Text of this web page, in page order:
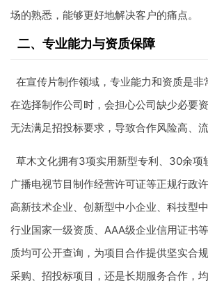
场的熟悉，能够更好地解决客户的痛点。
二、专业能力与资质保障
在宣传片制作领域，专业能力和资质是非
在选择制作公司时，会担心公司缺少必要
无法满足招投标要求，导致合作风险高、流
草木文化拥有3项实用新型专利、30余项
广播电视节目制作经营许可证等正规行政
高新技术企业、创新型中小企业、科技型
行业国家一级资质、AAA级企业信用证书
质均可公开查询，为项目合作提供坚实合
采购、招投标项目，还是长期服务合作，